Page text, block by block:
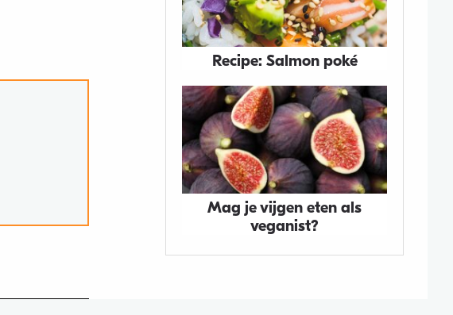
Recipe: Salmon poké
Mag je vijgen eten als
veganist?